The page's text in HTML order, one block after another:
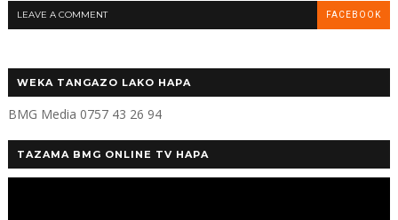
LEAVE A COMMENT FACEBOOK
WEKA TANGAZO LAKO HAPA
BMG Media 0757 43 26 94
TAZAMA BMG ONLINE TV HAPA